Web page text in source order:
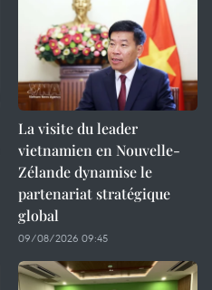
La visite du leader
vietnamien en Nouvelle-
Zélande dynamise le
partenariat stratégique
global
09/08/2026 09:45